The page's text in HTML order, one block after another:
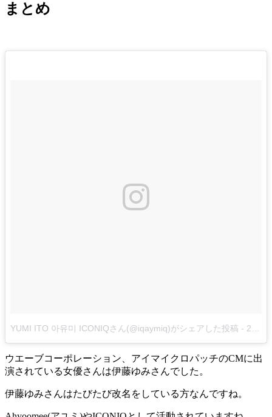
まとめ
YUMI ITO 아유미 ICONIQさん(@iqaymiq)がシェアした投稿 - 2018年 3月月19日午前5時53分PDT
ウエーブコーポレーション、アイマイクロパッチのCMに出
演されている女優さんは伊藤ゆみさんでした。
伊藤ゆみさんはたびたび改名をしている方なんですね。